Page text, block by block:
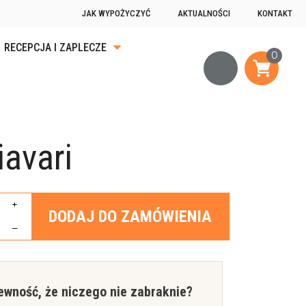
JAK WYPOŻYCZYĆ AKTUALNOŚCI KONTAKT
RECEPCJA I ZAPLECZE
OGRZEWANIE
+
–
DODAJ DO ZAMÓWIENIA
że niczego nie zabraknie?